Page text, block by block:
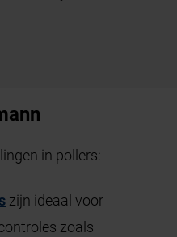
in pollers:
zijn ideaal voor
zoals